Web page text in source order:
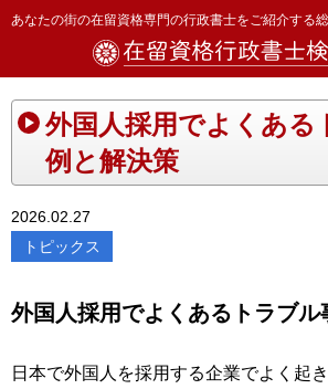
あなたの街の在留資格専門の行政書士をご紹介する
外国人採用でよくある
例と解決策
2026.02.27
トピックス
外国人採用でよくあるトラブル
日本で外国人を採用する企業でよく起